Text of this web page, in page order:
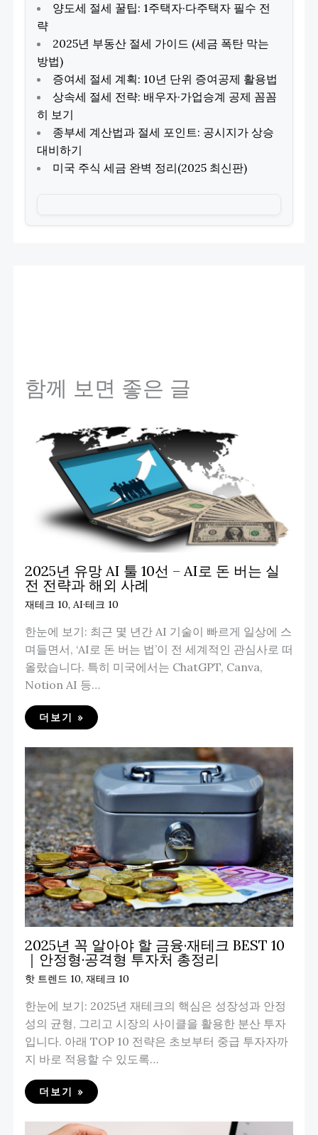
양도세 절세 꿀팁: 1주택자·다주택자 필수 전
략
2025년 부동산 절세 가이드 (세금 폭탄 막는
방법)
증여세 절세 계획: 10년 단위 증여공제 활용법
상속세 절세 전략: 배우자·가업승계 공제 꼼꼼
히 보기
종부세 계산법과 절세 포인트: 공시지가 상승
대비하기
미국 주식 세금 완벽 정리(2025 최신판)
함께 보면 좋은 글
2025년 유망 AI 툴 10선 – AI로 돈 버는 실
전 전략과 해외 사례
재테크 10, AI·테크 10
한눈에 보기: 최근 몇 년간 AI 기술이 빠르게 일상에 스
며들면서, ‘AI로 돈 버는 법’이 전 세계적인 관심사로 떠
올랐습니다. 특히 미국에서는 ChatGPT, Canva,
Notion AI 등…
더보기 »
2025년 꼭 알아야 할 금융·재테크 BEST 10
｜안정형·공격형 투자처 총정리
핫 트렌드 10, 재테크 10
한눈에 보기: 2025년 재테크의 핵심은 성장성과 안정
성의 균형, 그리고 시장의 사이클을 활용한 분산 투자
입니다. 아래 TOP 10 전략은 초보부터 중급 투자자까
지 바로 적용할 수 있도록…
더보기 »